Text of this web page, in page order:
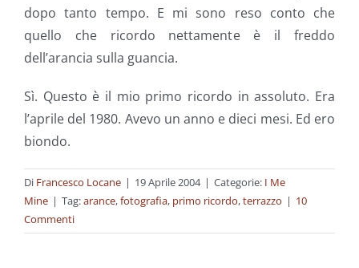
dopo tanto tempo. E mi sono reso conto che
quello che ricordo nettamente è il freddo
dell’arancia sulla guancia.
Sì. Questo è il mio primo ricordo in assoluto. Era
l’aprile del 1980. Avevo un anno e dieci mesi. Ed ero
biondo.
Di Francesco Locane | 19 Aprile 2004 | Categorie: I Me
Mine | Tag:arance,fotografia, primo ricordo,terrazzo | 10
Commenti